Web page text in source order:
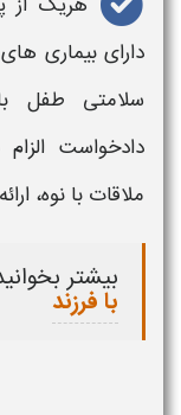
دارای بیماری
سلامتی طفل
دادخواست الزام
ملاقات با نوه،
بیشتر
با فرزند